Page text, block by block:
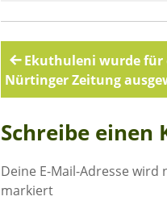
Ekuthuleni wurde für
Nürtinger Zeitung
Schreibe einen
Deine E-Mail-Adresse
markiert